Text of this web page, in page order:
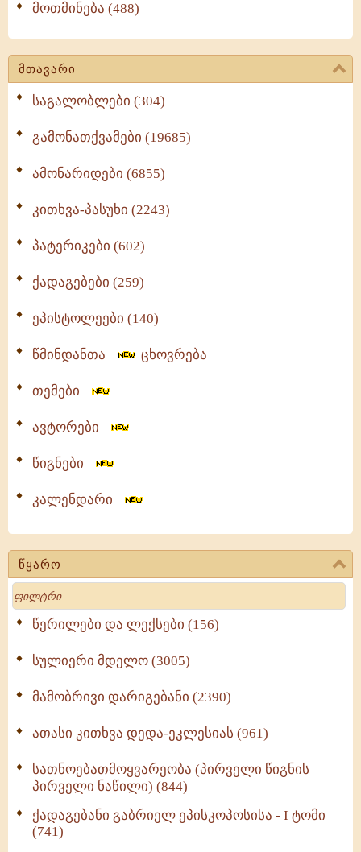
მოთმინება (488)
მთავარი
საგალობლები (304)
გამონათქვამები (19685)
ამონარიდები (6855)
კითხვა-პასუხი (2243)
პატერიკები (602)
ქადაგებები (259)
ეპისტოლეები (140)
წმინდანთა ცხოვრება
თემები
ავტორები
წიგნები
კალენდარი
წყარო
Search
წერილები და ლექსები (156)
სულიერი მდელო (3005)
მამობრივი დარიგებანი (2390)
ათასი კითხვა დედა-ეკლესიას (961)
სათნოებათმოყვარეობა (პირველი წიგნის
პირველი ნაწილი) (844)
ქადაგებანი გაბრიელ ეპისკოპოსისა - I ტომი
(741)